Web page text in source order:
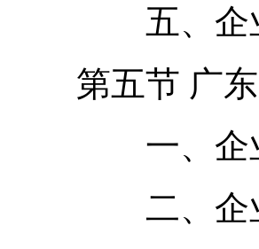
五、企业盈
第五节 广东
一、企业
二、企业